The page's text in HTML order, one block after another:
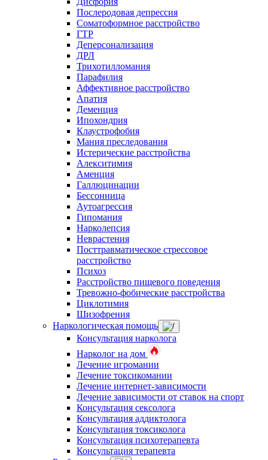
Послеродовая депрессия
Соматоформное расстройство
ГТР
Деперсонализация
ДРЛ
Трихотилломания
Парафилия
Аффективное расстройство
Апатия
Деменция
Ипохондрия
Клаустрофобия
Мания преследования
Истерические расстройства
Алекситимия
Аменция
Галлюцинации
Бессонница
Аутоагрессия
Гипомания
Нарколепсия
Неврастения
Посттравматическое стрессовое
расстройство
Психоз
Расстройство пищевого поведения
Тревожно-фобические расстройства
Циклотимия
Шизофрения
Наркологическая помощь
Консультация нарколога
Нарколог на дом
Лечение игромании
Лечение токсикомании
Лечение интернет-зависимости
Лечение зависимости от ставок на спорт
Консультация сексолога
Консультация аддиктолога
Консультация токсиколога
Консультация психотерапевта
Консультация терапевта